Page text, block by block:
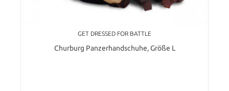
GET DRESSED FOR BATTLE
Churburg Panzerhandschuhe, Größe L